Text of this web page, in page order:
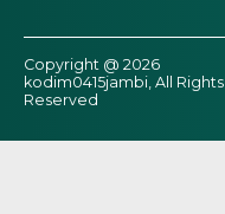
Copyright @ 2026
kodim0415jambi, All Rights
Reserved